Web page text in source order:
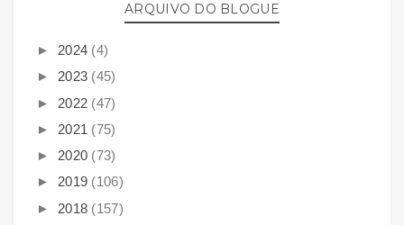
ARQUIVO DO BLOGUE
► 2024 (4)
► 2023 (45)
► 2022 (47)
► 2021 (75)
► 2020 (73)
► 2019 (106)
► 2018 (157)